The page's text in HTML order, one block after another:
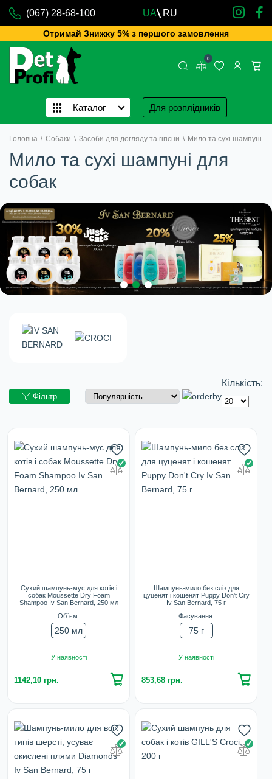
(067) 28-68-100 UA RU
Отримай Знижку 5% з першого замовлення
0
Каталог Для розплідників
Головна \ Собаки \ Засоби для догляду та гігієни \ Мило та сухі шампуні
Мило та сухі шампуні для
собак
Фільтр
Кількість:
Сухий шампунь-мус для котів і
собак Moussette Dry Foam
Shampoo Iv San Bernard, 250 мл
Об`єм:
250 мл
У наявності
1142,10 грн.
Шампунь-мило без сліз для
цуценят і кошенят Puppy Don't Cry
Iv San Bernard, 75 г
Фасування:
75 г
У наявності
853,68 грн.